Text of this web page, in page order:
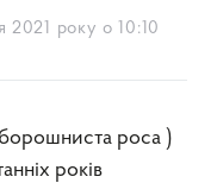
2021 року о 10:10
років